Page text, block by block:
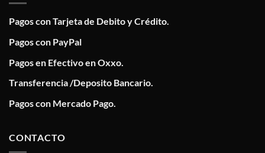
Pagos con Tarjeta de Debito y Crédito.
Pagos con PayPal
Pagos en Efectivo en Oxxo.
Transferencia /Deposito Bancario.
Pagos con Mercado Pago.
CONTACTO